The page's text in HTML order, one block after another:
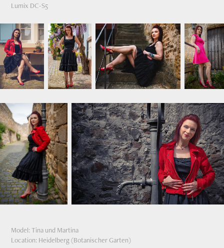
Lumix DC-S5
Model: Tina und Martina
Location: Heidelberg (Botanischer Garten)